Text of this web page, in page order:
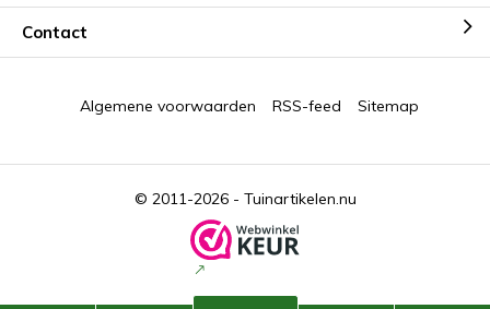
Contact
© 2011-2026 - Tuinartikelen.nu
Algemene voorwaarden RSS-feed Sitemap